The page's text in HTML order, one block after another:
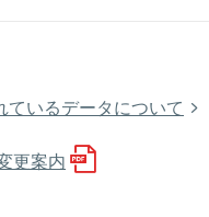
いるデータについて
更案内